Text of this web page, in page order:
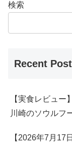
検索
Recent
【実食レビュー
川崎のソウルフ
【2026年7月17